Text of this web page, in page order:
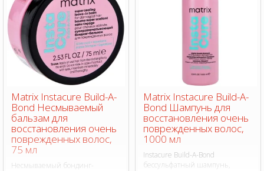
Matrix Instacure Build-A-
Bond Несмываемый
бальзам для
восстановления очень
поврежденных волос,
75 мл
Несмываемый бондинг-
Matrix Instacure Build-A-
Bond Шампунь для
восстановления очень
поврежденных волос,
1000 мл
Instacure Build-A-Bond
бессульфатный шампунь,